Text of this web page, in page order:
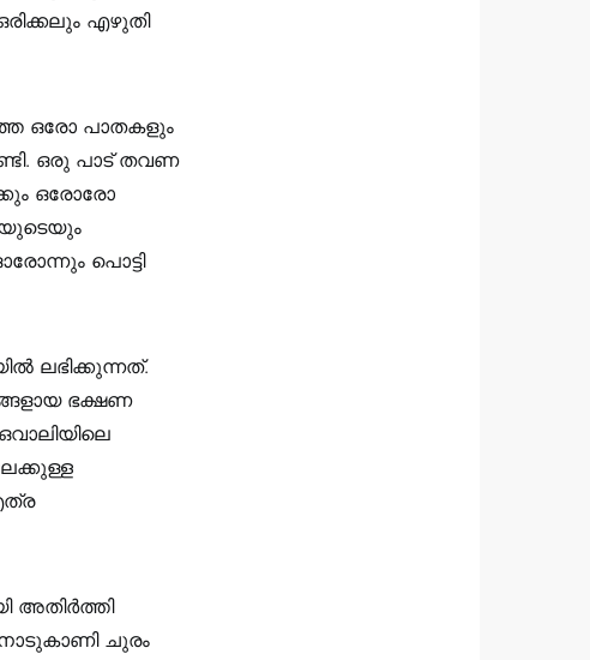
എഴുതി
ഒരോ പാതകളും
ഒരു പാട് തവണ
ഒരോരോ
പൊട്ടി
ലഭിക്കുന്നത്.
ഭക്ഷണ
അതിർത്തി
ചുരം